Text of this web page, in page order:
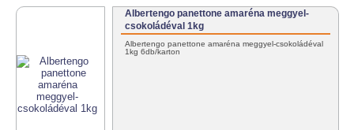
Albertengo panettone amaréna meggyel-
csokoládéval 1kg
Albertengo panettone amaréna meggyel-csokoládéval
1kg 6db/karton